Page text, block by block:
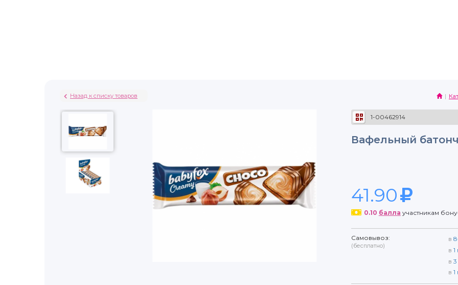
Назад к списку товаров
1-00462914
Вафельный
41.90
0.10 балла участникам
Самовывоз:
(бесплатно)
в
в 1
в 3
в 1